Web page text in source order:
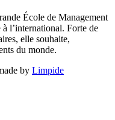
École de Management
l’international. Forte de
elle souhaite,
du monde.
by Limpide